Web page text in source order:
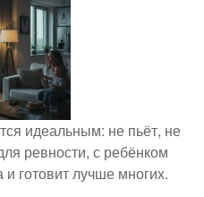
идеальным: не пьёт, не
ревности, с ребёнком
готовит лучше многих.